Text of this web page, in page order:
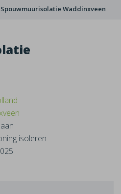
Spouwmuurisolatie Waddinxveen
isoleren